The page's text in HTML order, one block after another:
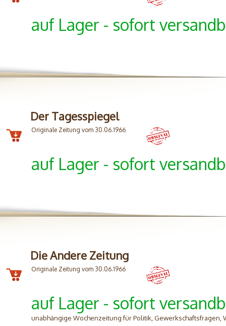
auf Lager - sofort
Der Tagesspiegel
Originale Zeitung vom 30.06.1966
auf Lager - sofort
Die Andere Zeitung
Originale Zeitung vom 30.06.1966
auf Lager - sofort
unabhängige Wochenzeitung für Politik,